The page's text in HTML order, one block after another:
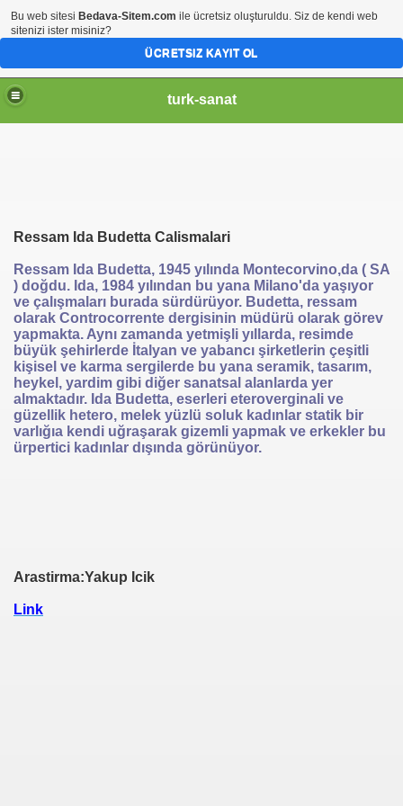
turk-sanat
Ressam Ida Budetta Calismalari
Ressam Ida Budetta, 1945 yılında Montecorvino,da ( SA
) doğdu. Ida, 1984 yılından bu yana Milano'da yaşıyor
ve çalışmaları burada sürdürüyor. Budetta, ressam
olarak Controcorrente dergisinin müdürü olarak görev
yapmakta. Aynı zamanda yetmişli yıllarda, resimde
büyük şehirlerde İtalyan ve yabancı şirketlerin çeşitli
kişisel ve karma sergilerde bu yana seramik, tasarım,
heykel, yardim gibi diğer sanatsal alanlarda yer
almaktadır. Ida Budetta, eserleri eteroverginali ve
güzellik hetero, melek yüzlü soluk kadınlar statik bir
varlığıa kendi uğraşarak gizemli yapmak ve erkekler bu
ürpertici kadınlar dışında görünüyor.
Arastirma:Yakup Icik
Link
Bu web sitesi Bedava-Sitem.com ile ücretsiz oluşturuldu. Siz de kendi web
sitenizi ister misiniz?
ÜCRETSIZ KAYIT OL